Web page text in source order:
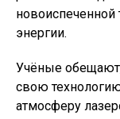
новоиспеченной
энергии.
Учёные обещают,
свою
атмосферу